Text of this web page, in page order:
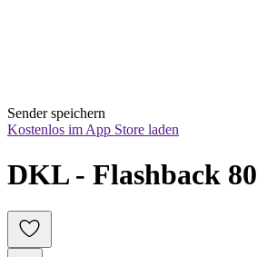
Sender speichern
Kostenlos im App Store laden
DKL - Flashback 80